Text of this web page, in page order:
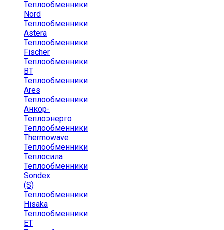
Теплообменники
Nord
Теплообменники
Astera
Теплообменники
Fischer
Теплообменники
ВТ
Теплообменники
Ares
Теплообменники
Анкор-
Теплоэнерго
Теплообменники
Thermowave
Теплообменники
Теплосила
Теплообменники
Sondex
(S)
Теплообменники
Hisaka
Теплообменники
ЕТ